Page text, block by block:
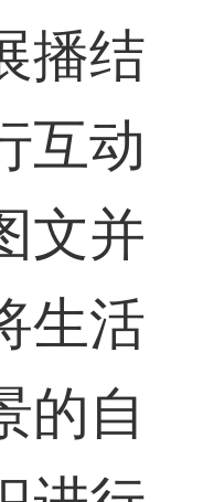
播结
互动
文并
生活
的自